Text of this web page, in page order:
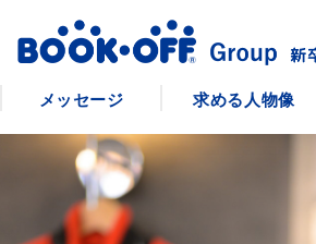
メッセージ 求める人物像